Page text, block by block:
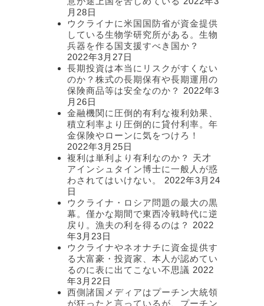
月28日
ウクライナに米国国防省が資金提供
している生物学研究所がある。生物
兵器を作る国支援すべき国か？
2022年3月27日
長期投資は本当にリスクがすくない
のか？株式の長期保有や長期運用の
保険商品等は安全なのか？
2022年3
月26日
金融機関に圧倒的有利な複利効果、
積立利率より圧倒的に貸付利率。年
金保険やローンに気をつけろ！
2022年3月25日
複利は単利より有利なのか？ 天才
アインシュタイン博士に一般人が惑
わされてはいけない。
2022年3月24
日
ウクライナ・ロシア問題の最大の黒
幕。僅かな期間で東西冷戦時代に逆
戻り。漁夫の利を得るのは？
2022
年3月23日
ウクライナやネオナチに資金提供す
る大富豪・投資家、本人が認めてい
るのに表に出てこない不思議 2022
年3月22日
西側諸国メディアはプーチン大統領
が狂ったと言っているが、プーチン